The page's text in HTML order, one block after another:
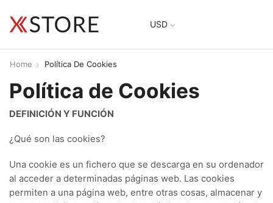
USD
Home Política De Cookies
Política de Cookies
DEFINICIÓN Y FUNCIÓN
¿Qué son las cookies?
Una cookie es un fichero que se descarga en su ordenador
al acceder a determinadas páginas web. Las cookies
permiten a una página web, entre otras cosas, almacenar y